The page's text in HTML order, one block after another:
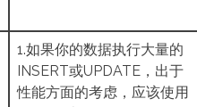
1.如果你的数据执行大量的
INSERT或UPDATE，出于
性能方面的考虑，应该使用